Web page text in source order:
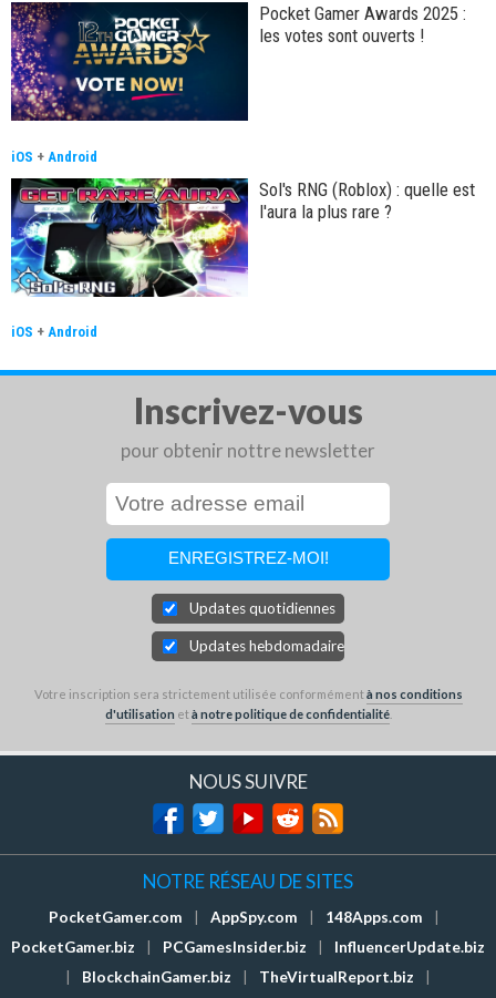
Pocket Gamer Awards 2025 :
les votes sont ouverts !
iOS + Android
Sol's RNG (Roblox) : quelle est
l'aura la plus rare ?
iOS + Android
Inscrivez-vous
pour obtenir nottre newsletter
Updates quotidiennes
Updates hebdomadaires
Votre inscription sera strictement utilisée conformémentà nos conditions
d'utilisation età notre politique de confidentialité.
NOUS SUIVRE
NOTRE RÉSEAU DE SITES
PocketGamer.com AppSpy.com 148Apps.com
PocketGamer.biz
PCGamesInsider.biz
InfluencerUpdate.biz
BlockchainGamer.biz TheVirtualReport.biz